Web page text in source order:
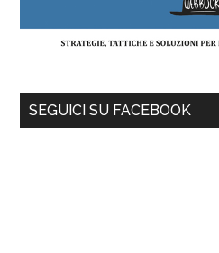
SEGUICI SU FACEBOOK